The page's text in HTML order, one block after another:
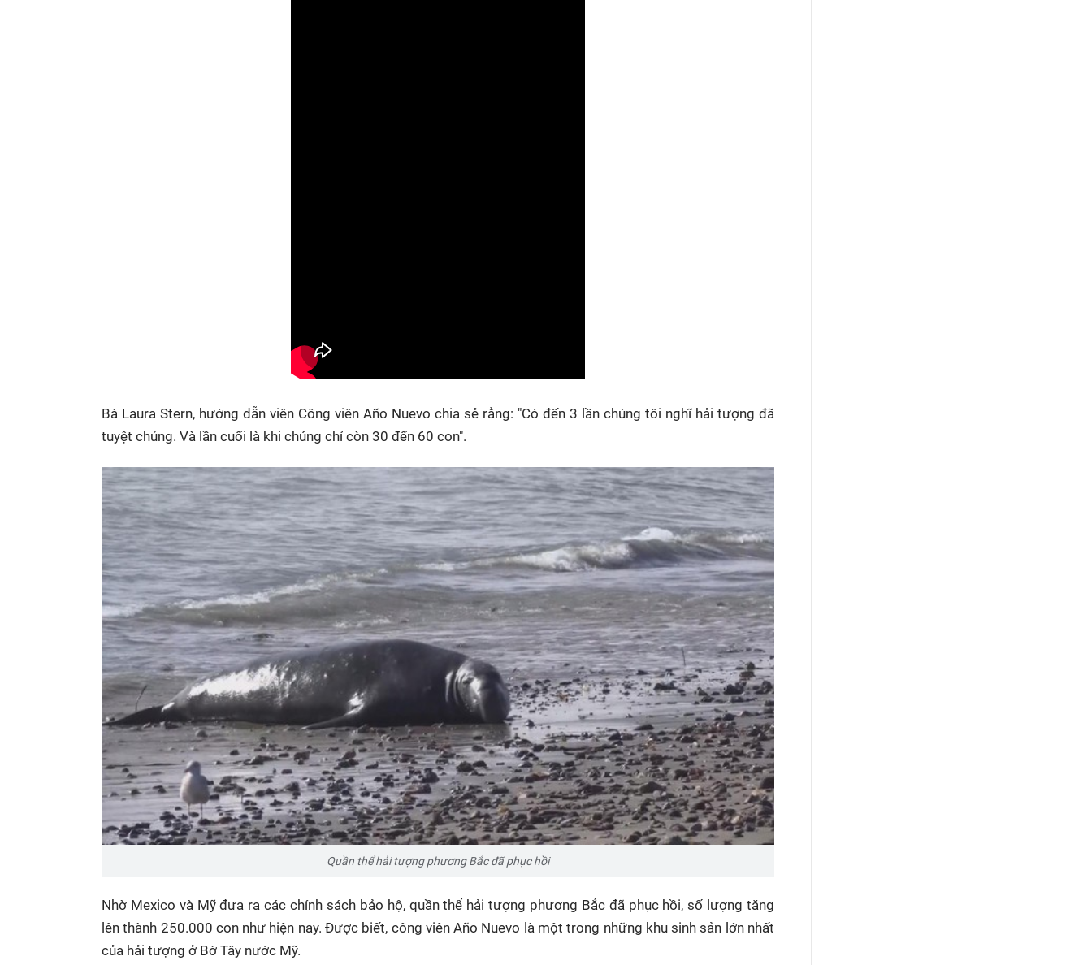
Bà Laura Stern, hướng dẫn viên Công viên Año Nuevo chia sẻ rằng: "Có đến 3 lần chúng tôi nghĩ hải tượng đã
tuyệt chủng. Và lần cuối là khi chúng chỉ còn 30 đến 60 con".
Quần thể hải tượng phương Bắc đã phục hồi
Nhờ Mexico và Mỹ đưa ra các chính sách bảo hộ, quần thể hải tượng phương Bắc đã phục hồi, số lượng tăng
lên thành 250.000 con như hiện nay. Được biết, công viên Año Nuevo là một trong những khu sinh sản lớn nhất
của hải tượng ở Bờ Tây nước Mỹ.